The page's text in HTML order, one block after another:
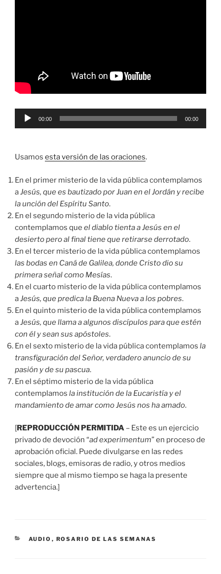
Reproductor
00:00 00:00
Usamos esta versión de las oraciones.
En el primer misterio de la vida pública contemplamos
aJesús, que es bautizado por Juan en el Jordán y recibe
la unción del Espíritu Santo.
En el segundo misterio de la vida pública
contemplamos que el diablo tienta a Jesús en el
desierto pero al final tiene que retirarse derrotado.
En el tercer misterio de la vida pública contemplamos
las bodas en Caná de Galilea, donde Cristo dio su
primera señal como Mesías.
En el cuarto misterio de la vida pública contemplamos
aJesús, que predica la Buena Nueva a los pobres.
En el quinto misterio de la vida pública contemplamos
aJesús, que llama a algunos discípulos para que estén
con él y sean sus apóstoles.
En el sexto misterio de la vida pública contemplamos la
transfiguración del Señor, verdadero anuncio de su
pasión y de su pascua.
En el séptimo misterio de la vida pública
contemplamos la institución de la Eucaristía y el
mandamiento de amar como Jesús nos ha amado.
[REPRODUCCIÓN PERMITIDA – Este es un ejercicio
privado de devoción “ad experimentum” en proceso de
aprobación oficial. Puede divulgarse en las redes
sociales, blogs, emisoras de radio, y otros medios
siempre que al mismo tiempo se haga la presente
advertencia.]
CATEGORÍAS
AUDIO , ROSARIO DE LAS SEMANAS